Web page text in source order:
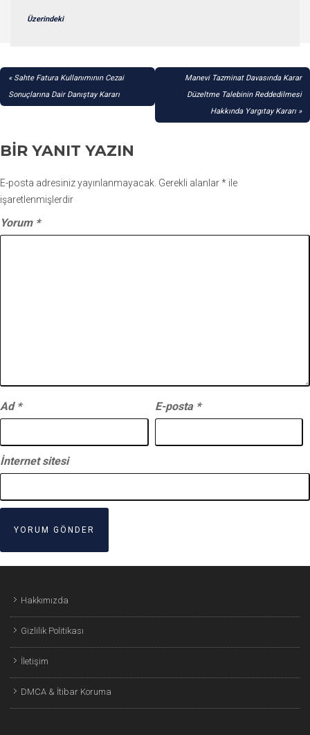
Üzerindeki
YAZI
GEZINMESI
Sahte Fatura Kullanımının Cezai
Sonuçlarına Dair Danıştay Kararı
Manevi Tazminat Davasında Karar
Düzeltme Talebinin Reddedilmesi
Hakkında Yargıtay Kararı
BIR YANIT YAZIN
E-posta adresiniz yayınlanmayacak. Gerekli alanlar* ile
işaretlenmişlerdir
Yorum *
Ad * E-posta *
İnternet sitesi
Hakkımızda
Gizlilik Politikası
İletişim
DMCA & İtibar Koruma